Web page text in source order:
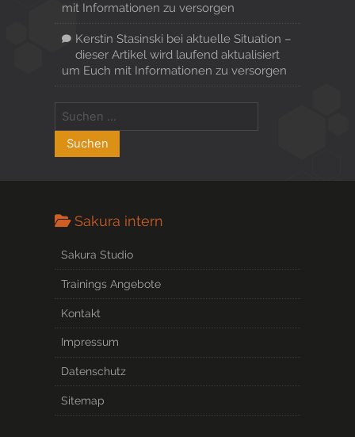
mit Informationen zu versorgen
Kerstin Stasinski bei aktuelle Situation –
dieser Artikel wird laufend aktualisiert
um Euch mit Informationen zu versorgen
Sakura intern
Sakura Studio
Trainings Angebote
Kontakt
Impressum
Datenschutz
Sitemap